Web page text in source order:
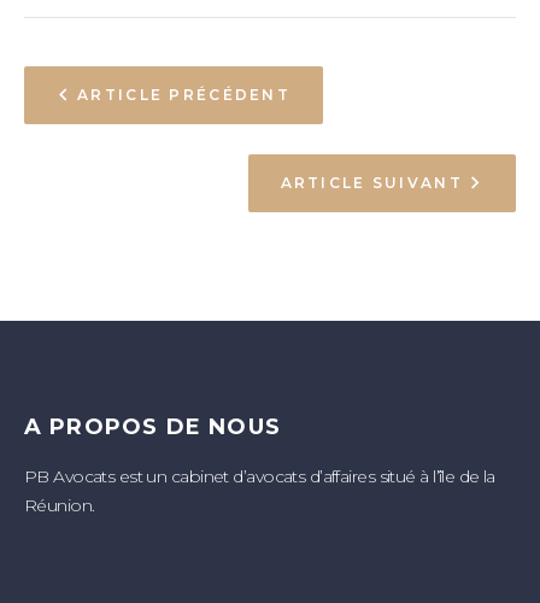
ARTICLE PRÉCÉDENT
ARTICLE SUIVANT
A PROPOS DE NOUS
PB Avocats est un cabinet d’avocats d’affaires situé à l’île de la
Réunion.